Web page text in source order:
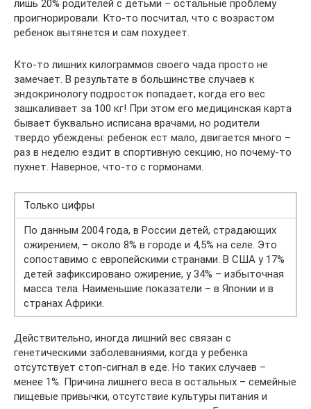
лишь 20% родителей с детьми – остальные проблему
проигнорировали. Кто-то посчитал, что с возрастом
ребенок вытянется и сам похудеет.
Кто-то лишних килограммов своего чада просто не
замечает. В результате в большинстве случаев к
эндокринологу подросток попадает, когда его вес
зашкаливает за 100 кг! При этом его медицинская карта
бывает буквально исписана врачами, но родители
твердо убеждены: ребенок ест мало, двигается много –
раз в неделю ездит в спортивную секцию, но почему-то
пухнет. Наверное, что-то с гормонами.
Только цифры
По данным 2004 года, в России детей, страдающих
ожирением, – около 8% в городе и 4,5% на селе. Это
сопоставимо с европейскими странами. В США у 17%
детей зафиксировано ожирение, у 34% – избыточная
масса тела. Наименьшие показатели – в Японии и в
странах Африки.
Действительно, иногда лишний вес связан с
генетическими заболеваниями, когда у ребенка
отсутствует стоп-сигнал в еде. Но таких случаев –
менее 1%. Причина лишнего веса в остальных – семейные
пищевые привычки, отсутствие культуры питания и